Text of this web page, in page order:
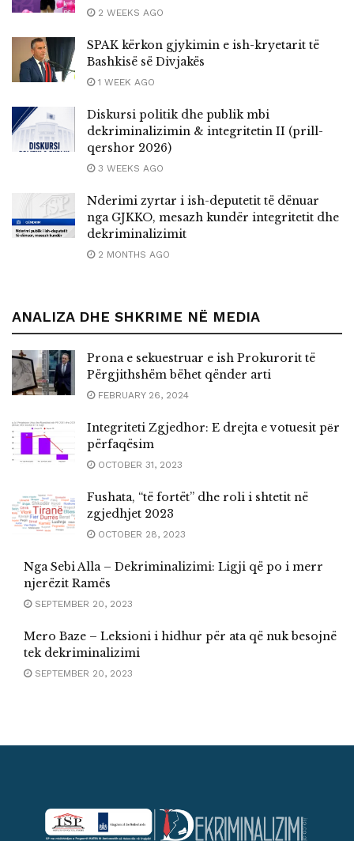
2 WEEKS AGO
SPAK kërkon gjykimin e ish-kryetarit të
Bashkisë së Divjakës
1 WEEK AGO
Diskursi politik dhe publik mbi
dekriminalizimin & integritetin II (prill-
qershor 2026)
3 WEEKS AGO
Nderimi zyrtar i ish-deputetit të dënuar
nga GJKKO, mesazh kundër integritetit dhe
dekriminalizimit
2 MONTHS AGO
ANALIZA DHE SHKRIME NË MEDIA
Prona e sekuestruar e ish Prokurorit të
Përgjithshëm bëhet qënder arti
FEBRUARY 26, 2024
Integriteti Zgjedhor: E drejta e votuesit pёr
përfaqësim
OCTOBER 31, 2023
Fushata, “të fortët” dhe roli i shtetit në
zgjedhjet 2023
OCTOBER 28, 2023
Nga Sebi Alla – Dekriminalizimi: Ligji që po i merr
njerëzit Ramës
SEPTEMBER 20, 2023
Mero Baze – Leksioni i hidhur për ata që nuk besojnë
tek dekriminalizimi
SEPTEMBER 20, 2023